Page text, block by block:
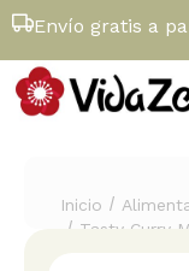
Envío gratis a
Inicio /
/ Tasty Curry